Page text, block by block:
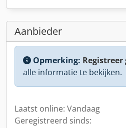
Aanbieder
Opmerking:
alle informatie te bekijken.
Laatst online: Vandaag
Geregistreerd sinds: